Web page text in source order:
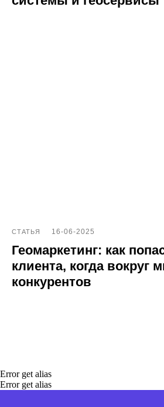
СТАТЬЯ 16-06-2025
Геомаркетинг: как
клиента, когда вокруг
конкурентов
Error get alias
Error get alias